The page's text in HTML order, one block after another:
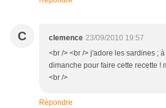
C clemence 23/09/2010 19:57
<br /> <br /> j'adore les sardines ;
dimanche pour faire cette recette !
<br />
Répondre